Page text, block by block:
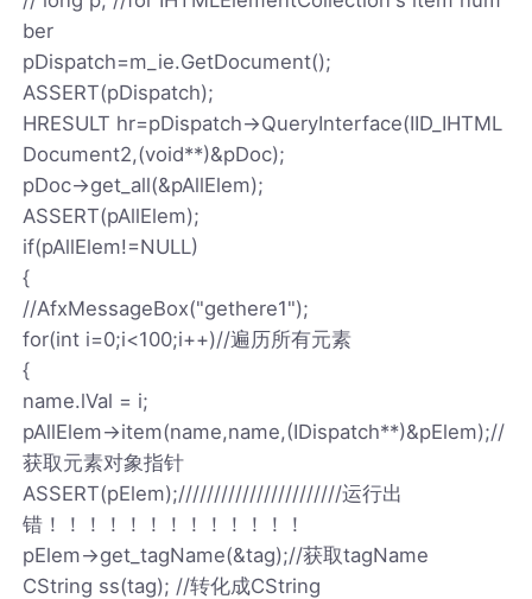
ber
pDispatch=m_ie.GetDocument();
ASSERT(pDispatch);
HRESULT hr=pDispatch->QueryInterface(IID_IHTML
Document2,(void**)&pDoc);
pDoc->get_all(&pAllElem);
ASSERT(pAllElem);
if(pAllElem!=NULL)
{
//AfxMessageBox("gethere1");
for(int i=0;i<100;i++)//遍历所有元素
{
name.lVal = i;
pAllElem->item(name,name,(IDispatch**)&pElem);//
获取元素对象指针
ASSERT(pElem);///////////////////////运行出
错！！！！！！！！！！！！！
pElem->get_tagName(&tag);//获取tagName
CString ss(tag); //转化成CString